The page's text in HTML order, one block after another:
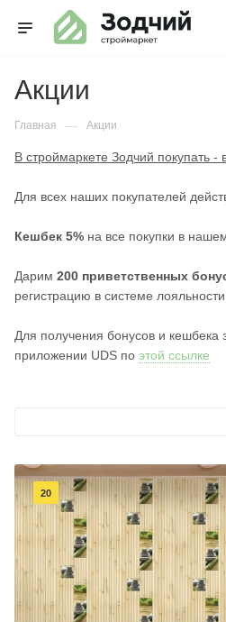
Акции
Главная — Акции
В строймаркете Зодчий покупать -
Для всех наших покупателей
Кешбек 5% на все покупки в
Дарим 200 приветственных
регистрацию в системе лояльности
Для получения бонусов и кешбека
приложении UDS по этой ссылке
20